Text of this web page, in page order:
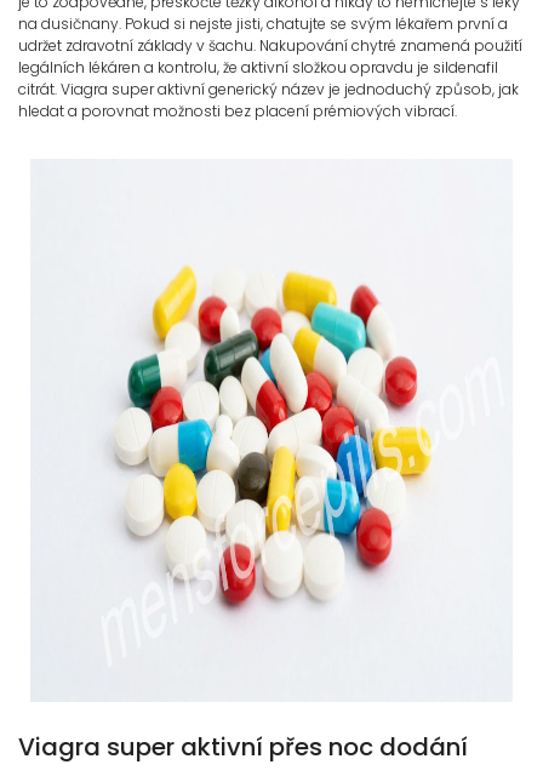
na dusičnany. Pokud si nejste jisti, chatujte se svým lékařem první a
udržet zdravotní základy v šachu. Nakupování chytré znamená použití
legálních lékáren a kontrolu, že aktivní složkou opravdu je sildenafil
citrát. Viagra super aktivní generický název je jednoduchý způsob, jak
hledat a porovnat možnosti bez placení prémiových vibrací.
Viagra super aktivní přes noc dodání